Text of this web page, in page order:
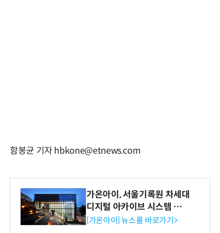
함봉균 기자 hbkone@etnews.com
가온아이, 서울기록원 차세대
디지털 아카이브 시스템 구축
수행
[가온아이] 뉴스룸 바로가기>